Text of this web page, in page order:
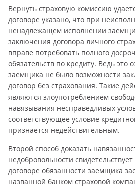
Вернуть страховую комиссию
договоре указано, что при
ненадлежащем исполнении
заключения договора личного
вправе потребовать полного
обязательств по кредиту. Ведь это
заемщика не было возможности
договор без страхования. Такие
являются злоупотреблением
навязывания несправедливых
соответствующее условие
признается недействительным.
Второй способ доказать
недобровольности
договоре обязанности заемщика
названной банком страховой